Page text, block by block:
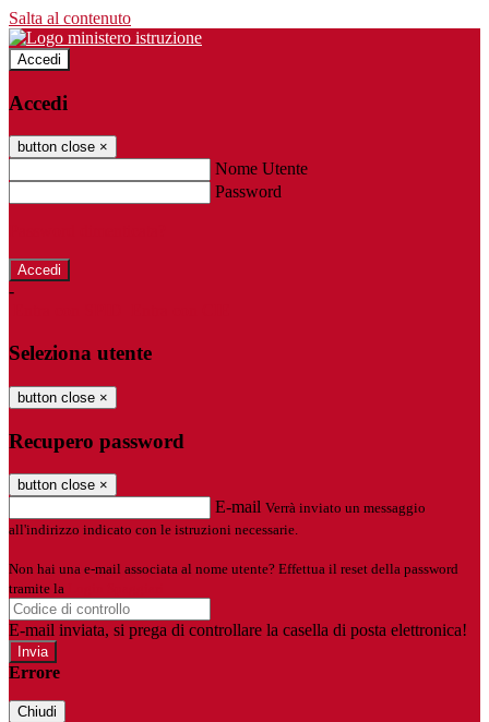
Salta al contenuto
Accedi
Accedi
button close ×
Nome Utente
Password
-
Seleziona utente
button close ×
Recupero password
button close ×
E-mail Verrà inviato un messaggio
all'indirizzo indicato con le istruzioni necessarie.
Non hai una e-mail associata al nome utente? Effettua il reset della password
tramite la
E-mail inviata, si prega di controllare la casella di posta elettronica!
Errore
Chiudi